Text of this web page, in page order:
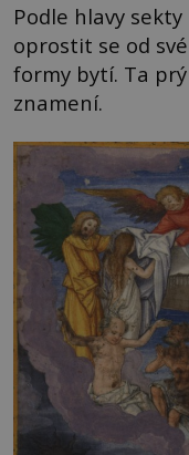
Podle hlavy
oprostit se od
formy bytí. Ta
znamení.